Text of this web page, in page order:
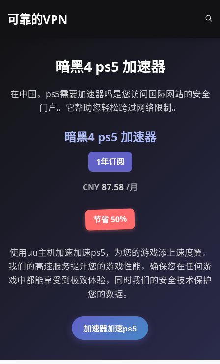
可靠的VPN
暗黑4 ps5 加速器
在中国，ps5需要加速器吗是您访问国际网站的安全
门户。它帮助您轻松跨过网络限制。
暗黑4 ps5 加速器
1年订阅
CNY87.58 /月
节省 50%
使用uu主机加速加速ps5，为您的游戏添上速度翼。
我们的高速服务提升您的游戏性能，确保您在任何游
戏中都能享受到极致体验，同时我们的安全技术保护
您的数据。
加速器加速ps5